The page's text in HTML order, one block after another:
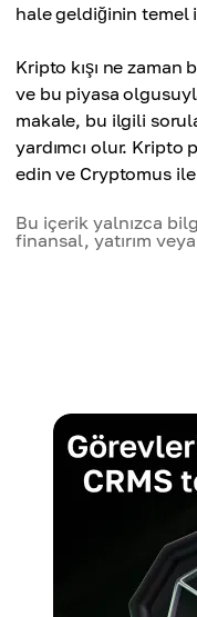
hale geldiğinin temel
Kripto kışı ne zaman
ve bu piyasa
makale, bu ilgili
yardımcı olur. Kripto
edin ve Cryptomus
Bu içerik yalnızca
finansal, yatırım